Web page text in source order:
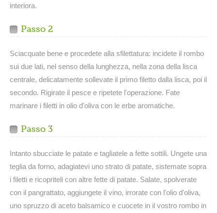
interiora.
Passo 2
Sciacquate bene e procedete alla sfilettatura: incidete il rombo
sui due lati, nel senso della lunghezza, nella zona della lisca
centrale, delicatamente sollevate il primo filetto dalla lisca, poi il
secondo. Rigirate il pesce e ripetete l'operazione. Fate
marinare i filetti in olio d'oliva con le erbe aromatiche.
Passo 3
Intanto sbucciate le patate e tagliatele a fette sottili. Ungete una
teglia da forno, adagiatevi uno strato di patate, sistemate sopra
i filetti e ricopriteli con altre fette di patate. Salate, spolverate
con il pangrattato, aggiungete il vino, irrorate con l'olio d'oliva,
uno spruzzo di aceto balsamico e cuocete in il vostro rombo in